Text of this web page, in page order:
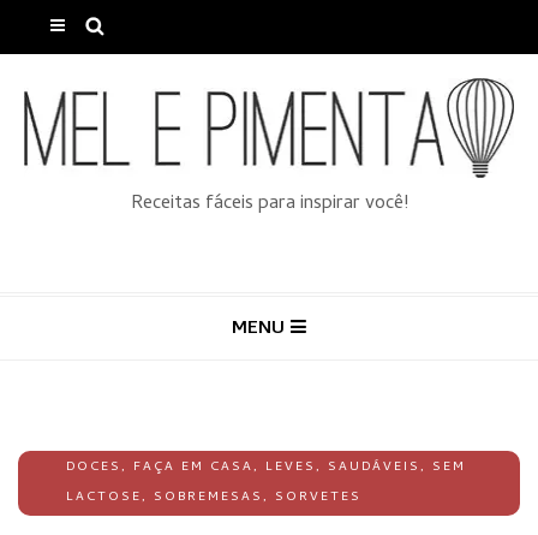
Receitas fáceis para inspirar você!
MENU
DOCES, FAÇA EM CASA, LEVES, SAUDÁVEIS, SEM
LACTOSE, SOBREMESAS, SORVETES